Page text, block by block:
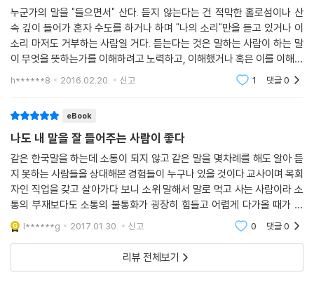
누군가의 말을 "들으면서" 산다. 듣지 않는다는 건 적막한 홀로섬이나 산
속 깊이 들어가 혼자 수도를 하거나 하며 "나의 소리"만을 듣고 있거나 이
소리 마저도 거부하는 사람일 거다. 듣는다는 것은 말하는 사람이 하는 말
이 무엇을 뜻하는가를 이해하려고 노력하고, 이해했거나 혹은 이를 이해하
지 못했을 때 다음 행위를 하기 위한 외적 표현이라 생각한다. 들어야 말할
h******8 2016.02.20. 신고 1 댓글0
eBook
나도 내 말을 잘 들어주는 사람이 좋다
같은 한국말을 하는데 소통이 되지 않고 같은 말을 몇차례를 해도 알아 듣
지 못하는 사람들을 상대해본 경험들이 누구나 있을 것이다 교사이며 목회
자인 직업을 갖고 살아가다 보니 소위 말해서 말로 먹고 사는 사람이라 소
통의 부재보다도 소통의 불통화가 굉장히 힘들고 어렵게 다가올 때가 한
두번 아니다십년 가까운 시간을 가르친 학생이 있었는데 어제 수업 한 내
용을 오늘 다시 해
l******g 2017.01.30. 신고 0 댓글0
리뷰 전체보기